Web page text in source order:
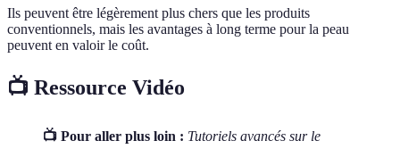
Ils peuvent être légèrement plus chers que les produits
conventionnels, mais les avantages à long terme pour la peau
peuvent en valoir le coût.
📺 Ressource Vidéo
📺 Pour aller plus loin : Tutoriels avancés sur le